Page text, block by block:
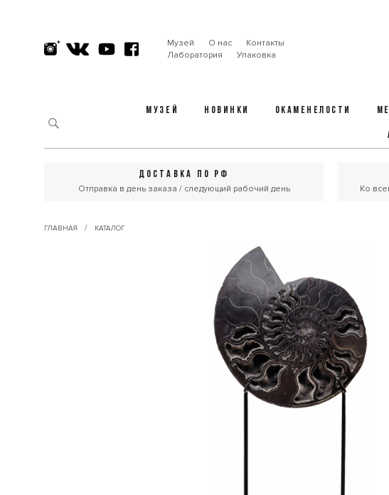
Музей О нас
Контакты
Лаборатория
Упаковка
МУЗЕЙ НОВИНКИ ОКАМЕНЕЛОСТИ
ДОСТАВКА ПО РФ
Отправка в день заказа / следующий рабочий день
Ко
ГЛАВНАЯ / КАТАЛОГ